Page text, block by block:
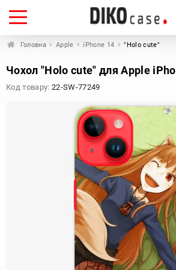
Головна Apple iPhone 14 "Holo cute"
Чохол "Holo cute" для Apple
Код товару: 22-SW-77249